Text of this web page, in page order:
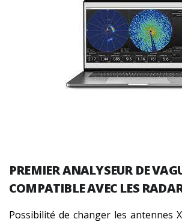
PREMIER ANALYSEUR DE
COMPATIBLE AVEC LES
Possibilité de changer les antennes